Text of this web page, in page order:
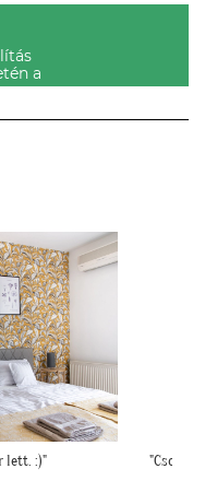
a
mint ahogy